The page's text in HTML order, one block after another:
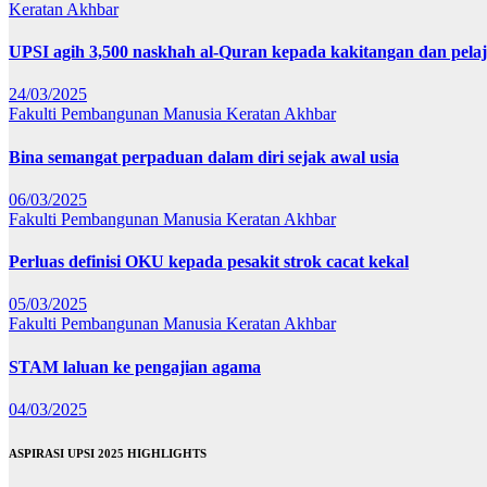
Keratan Akhbar
UPSI agih 3,500 naskhah al-Quran kepada kakitangan dan
24/03/2025
Fakulti Pembangunan Manusia Keratan Akhbar
Bina semangat perpaduan dalam diri sejak awal usia
06/03/2025
Fakulti Pembangunan Manusia Keratan Akhbar
Perluas definisi OKU kepada pesakit strok cacat kekal
05/03/2025
Fakulti Pembangunan Manusia Keratan Akhbar
STAM laluan ke pengajian agama
04/03/2025
ASPIRASI UPSI 2025 HIGHLIGHTS